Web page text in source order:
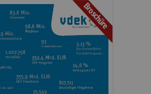
Broschüre